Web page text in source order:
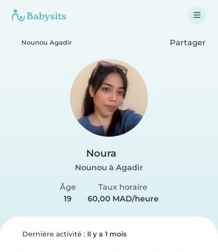
Nounou Agadir Partager
Noura
Nounou à Agadir
Âge
19
Taux horaire
60,00 MAD/heure
Dernière activité : Il y a 1 mois